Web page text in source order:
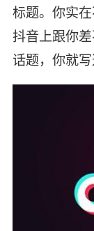
标题。你实
抖音上跟你
话题，你就写